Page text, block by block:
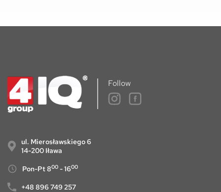
Follow
ul. Mierosławskiego 6
14-200 Iława
Pon-Pt 800 - 1600
+48 896 749 257